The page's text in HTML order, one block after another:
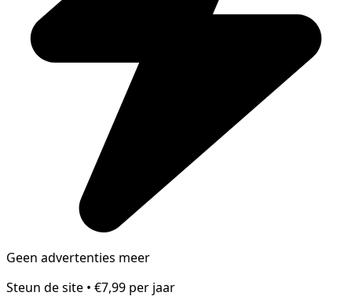
Geen advertenties meer
Steun de site • €7,99 per jaar